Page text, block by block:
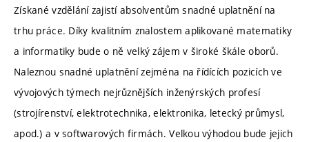
Získané vzdělání zajistí absolventům snadné uplatnění na
trhu práce. Díky kvalitním znalostem aplikované matematiky
a informatiky bude o ně velký zájem v široké škále oborů.
Naleznou snadné uplatnění zejména na řídících pozicích ve
vývojových týmech nejrůznějších inženýrských profesí
(strojírenství, elektrotechnika, elektronika, letecký průmysl,
apod.) a v softwarových firmách. Velkou výhodou bude jejich